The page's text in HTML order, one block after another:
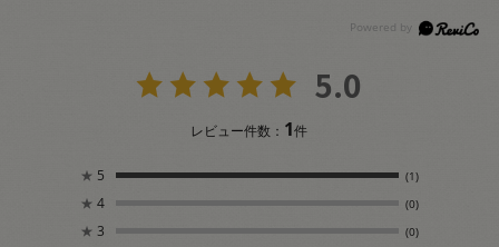
5.0
レビュー件数： 1件
★ 5 (1)
★ 4 (0)
★ 3 (0)